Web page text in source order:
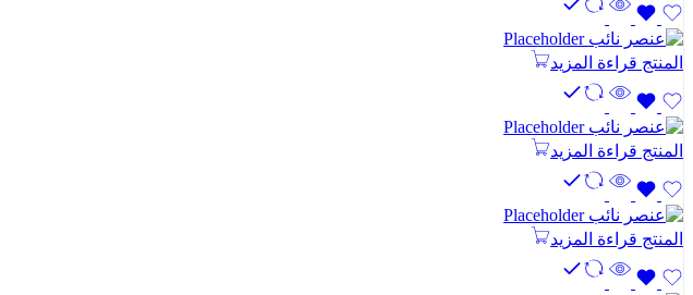
المنتج قراءة المزيد
المنتج قراءة المزيد
المنتج قراءة المزيد